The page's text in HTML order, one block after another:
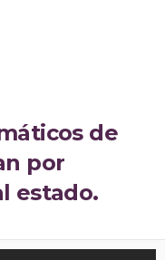
de
por
estado.